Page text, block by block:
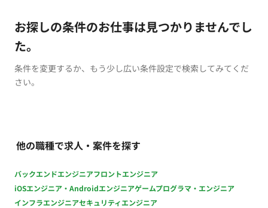
お探しの条件のお仕事は見つかりませんでし
た。
条件を変更するか、もう少し広い条件設定で検索してみてくだ
さい。
他の職種で求人・案件を探す
バックエンドエンジニアフロントエンジニア
iOSエンジニア・Androidエンジニアゲームプログラマ・エンジニア
インフラエンジニアセキュリティエンジニア